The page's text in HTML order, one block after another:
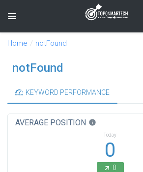
Toggle navigation
Home notFound
notFound
KEYWORD PERFORMANCE
AVERAGE POSITION info
Today
0
0